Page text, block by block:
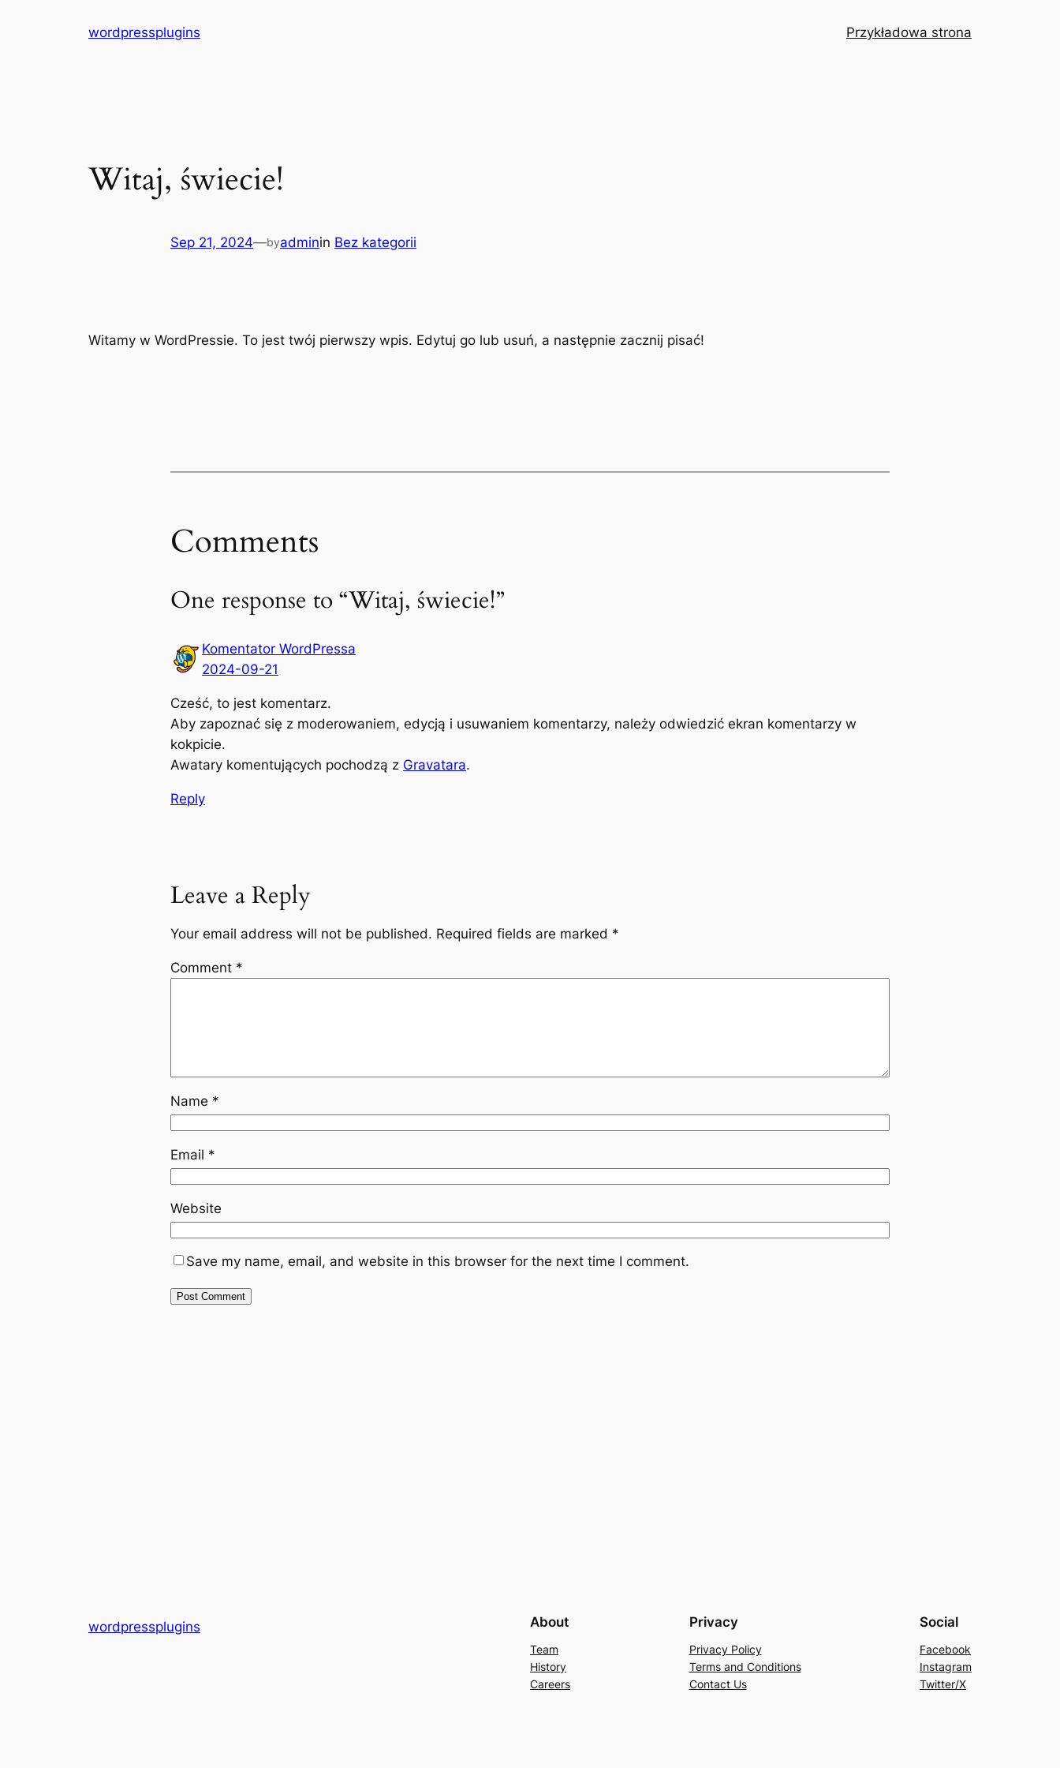
wordpressplugins Przykładowa strona
Witaj, świecie!
Sep 21, 2024—byadminin Bez kategorii
Witamy w WordPressie. To jest twój pierwszy wpis. Edytuj go lub usuń, a następnie zacznij pisać!
Comments
One response to “Witaj, świecie!”
Komentator WordPressa
2024-09-21
Cześć, to jest komentarz.
Aby zapoznać się z moderowaniem, edycją i usuwaniem komentarzy, należy odwiedzić ekran komentarzy w
kokpicie.
Awatary komentujących pochodzą z Gravatara.
Reply
Leave a Reply
Your email address will not be published. Required fields are marked *
Comment *
Name *
Email *
Website
Save my name, email, and website in this browser for the next time I comment.
wordpressplugins About
Team
History
Careers
Privacy
Privacy Policy
Terms and Conditions
Contact Us
Social
Facebook
Instagram
Twitter/X